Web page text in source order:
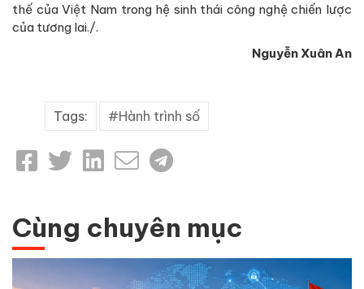
thế của Việt Nam trong hệ sinh thái công nghệ chiến lược
của tương lai./.
Nguyễn Xuân An
Tags: Hành trình số
Cùng chuyên mục